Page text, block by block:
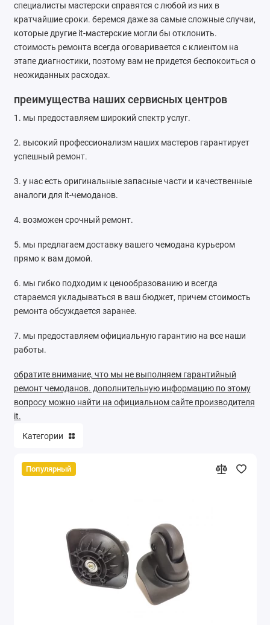
специалисты мастерски справятся с любой из них в
кратчайшие сроки. беремся даже за самые сложные случаи,
которые другие it-мастерские могли бы отклонить.
стоимость ремонта всегда оговаривается с клиентом на
этапе диагностики, поэтому вам не придется беспокоиться о
неожиданных расходах.
преимущества наших сервисных центров
1. мы предоставляем широкий спектр услуг.
2. высокий профессионализм наших мастеров гарантирует
успешный ремонт.
3. у нас есть оригинальные запасные части и качественные
аналоги для it-чемоданов.
4. возможен срочный ремонт.
5. мы предлагаем доставку вашего чемодана курьером
прямо к вам домой.
6. мы гибко подходим к ценообразованию и всегда
стараемся укладываться в ваш бюджет, причем стоимость
ремонта обсуждается заранее.
7. мы предоставляем официальную гарантию на все наши
работы.
обратите внимание, что мы не выполняем гарантийный
ремонт чемоданов. дополнительную информацию по этому
вопросу можно найти на официальном сайте производителя
it.
Категории
Популярный